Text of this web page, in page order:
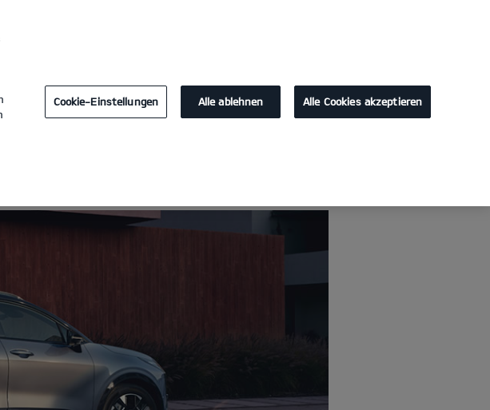
Cookie-Einstellungen Alle ablehnen Alle Cookies akzeptieren